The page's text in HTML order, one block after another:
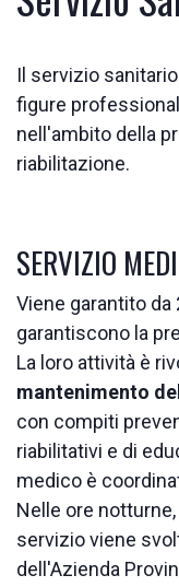
Il servizio
figure
nell'ambito della
riabilitazione.
SERVIZIO
Viene garantito
garantiscono la
La loro attività è
mantenimento
con compiti
riabilitativi e di
medico è
Nelle ore
servizio viene
dell'Azienda